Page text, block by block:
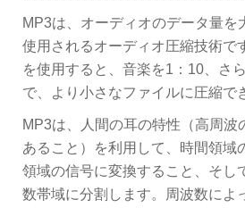
MP3は、オーディオのデータ量を
使用されるオーディオ圧縮技術で
を使用すると、音楽を1：10、さ
で、より小さなファイルに圧縮で
MP3は、人間の耳の特性（高周波
あること）を利用して、時間領域
領域の信号に変換すること、そし
数帯域に分割します。周波数によ